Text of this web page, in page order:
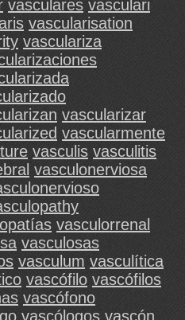
vasculares vasculari
vascularisation
vasculariza
vascularizar
vascularmente
vasculis vasculitis
vasculonerviosa
vasculorrenal
vasculosas
vasculum vasculítica
vascófilo vascófilos
vascófono
vascólogos vascón